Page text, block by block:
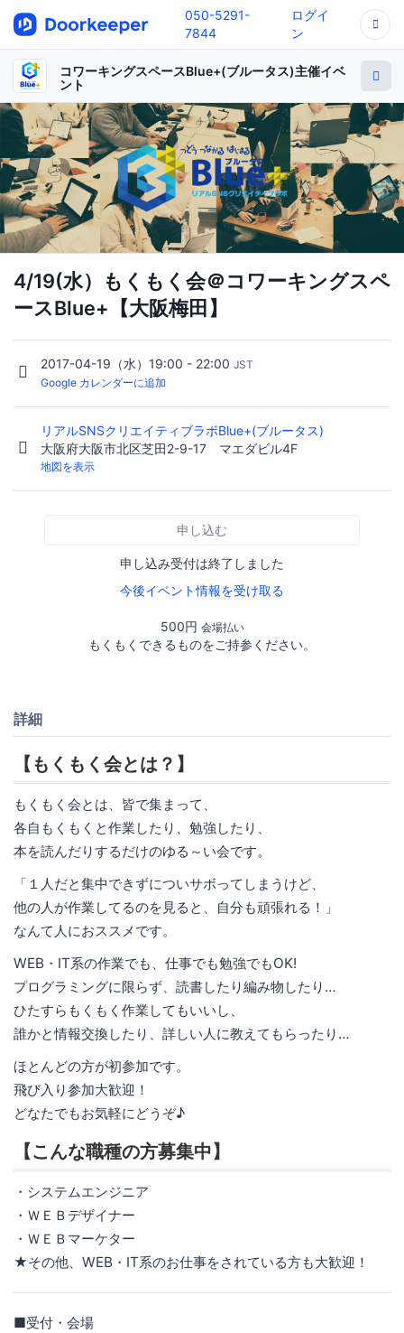
050-5291-
7844
ログイ
ン
コワーキングスペースBlue+(ブルータス)主催イベ
ント
4/19(水）もくもく会＠コワーキングスペ
ースBlue+【大阪梅田】
2017-04-19（水）19:00 - 22:00 JST
Google カレンダーに追加
リアルSNSクリエイティブラボBlue+(ブルータス)
大阪府大阪市北区芝田2-9-17 マエダビル4F
地図を表示
申し込む
申し込み受付は終了しました
今後イベント情報を受け取る
500円 会場払い
もくもくできるものをご持参ください。
詳細
【もくもく会とは？】
もくもく会とは、皆で集まって、
各自もくもくと作業したり、勉強したり、
本を読んだりするだけのゆる～い会です。
「１人だと集中できずについサボってしまうけど、
他の人が作業してるのを見ると、自分も頑張れる！」
なんて人におススメです。
WEB・IT系の作業でも、仕事でも勉強でもOK!
プログラミングに限らず、読書したり編み物したり…
ひたすらもくもく作業してもいいし、
誰かと情報交換したり、詳しい人に教えてもらったり…
ほとんどの方が初参加です。
飛び入り参加大歓迎！
どなたでもお気軽にどうぞ♪
【こんな職種の方募集中】
・システムエンジニア
・ＷＥＢデザイナー
・ＷＥＢマーケター
★その他、WEB・IT系のお仕事をされている方も大歓迎！
■受付・会場